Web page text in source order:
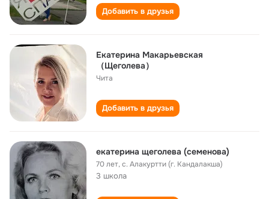
Добавить в друзья
Екатерина Макарьевская
（Щеголева）
Чита
Добавить в друзья
екатерина щеголева (семенова)
70 лет,с. Алакуртти (г. Кандалакша)
3 школа